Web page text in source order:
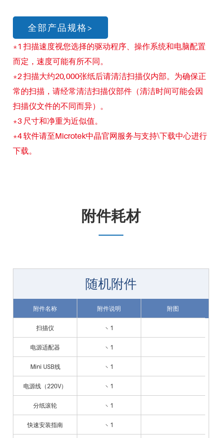
全部产品规格>
*1 扫描速度视您选择的驱动程序、操作系统和电脑配置
而定，速度可能有所不同。
*2 扫描大约20,000张纸后请清洁扫描仪内部。为确保正
常的扫描，请经常清洁扫描仪部件（清洁时间可能会因
扫描仪文件的不同而异）。
*3 尺寸和净重为近似值。
*4 软件请至Microtek中晶官网服务与支持\下载中心进行
下载。
附件耗材
随机附件
附件名称 附件说明 附图
扫描仪 × 1
电源适配器 × 1
Mini USB线 × 1
电源线（220V） × 1
分纸滚轮 × 1
快速安装指南 × 1